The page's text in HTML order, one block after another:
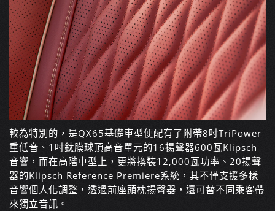
較為特別的，是QX65基礎車型便配有了附帶8吋TriPower
重低音、1吋鈦膜球頂高音單元的16揚聲器600瓦Klipsch
音響，而在高階車型上，更將換裝12,000瓦功率、20揚聲
器的Klipsch Reference Premiere系統，其不僅支援多樣
音響個人化調整，透過前座頭枕揚聲器，還可替不同乘客帶
來獨立音訊。